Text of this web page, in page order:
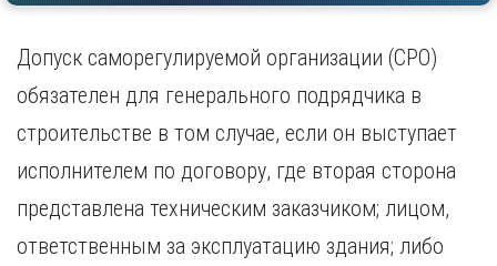
Екатеринбург
Иваново
Ижевск
Иркутск
К
Смоленск
Ставрополь
Т
Тамбов
Тверь
Томск
Допуск саморегулируемой организации (СРО)
обязателен для генерального подрядчика в
строительстве в том случае, если он выступает
исполнителем по договору, где вторая сторона
представлена техническим заказчиком; лицом,
ответственным за эксплуатацию здания; либо